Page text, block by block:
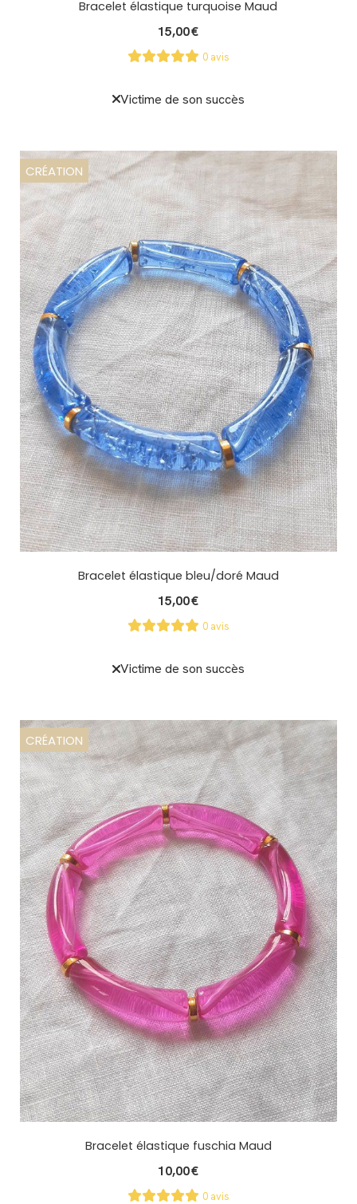
Bracelet élastique turquoise Maud
15,00€
0 avis
Victime de son succès
CRÉATION
Bracelet élastique bleu/doré Maud
15,00€
0 avis
Victime de son succès
CRÉATION
Bracelet élastique fuschia Maud
10,00€
0 avis